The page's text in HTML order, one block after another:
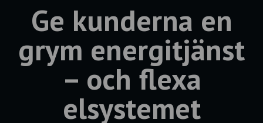
Ge kunderna en
grym energitjänst
– och flexa
elsystemet